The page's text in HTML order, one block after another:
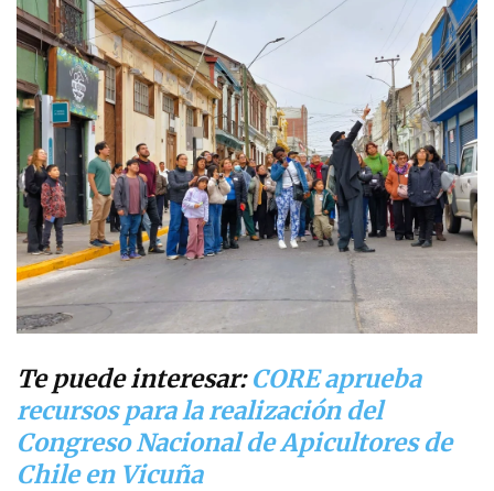
Te puede interesar:CORE aprueba
recursos para la realización del
Congreso Nacional de Apicultores de
Chile en Vicuña